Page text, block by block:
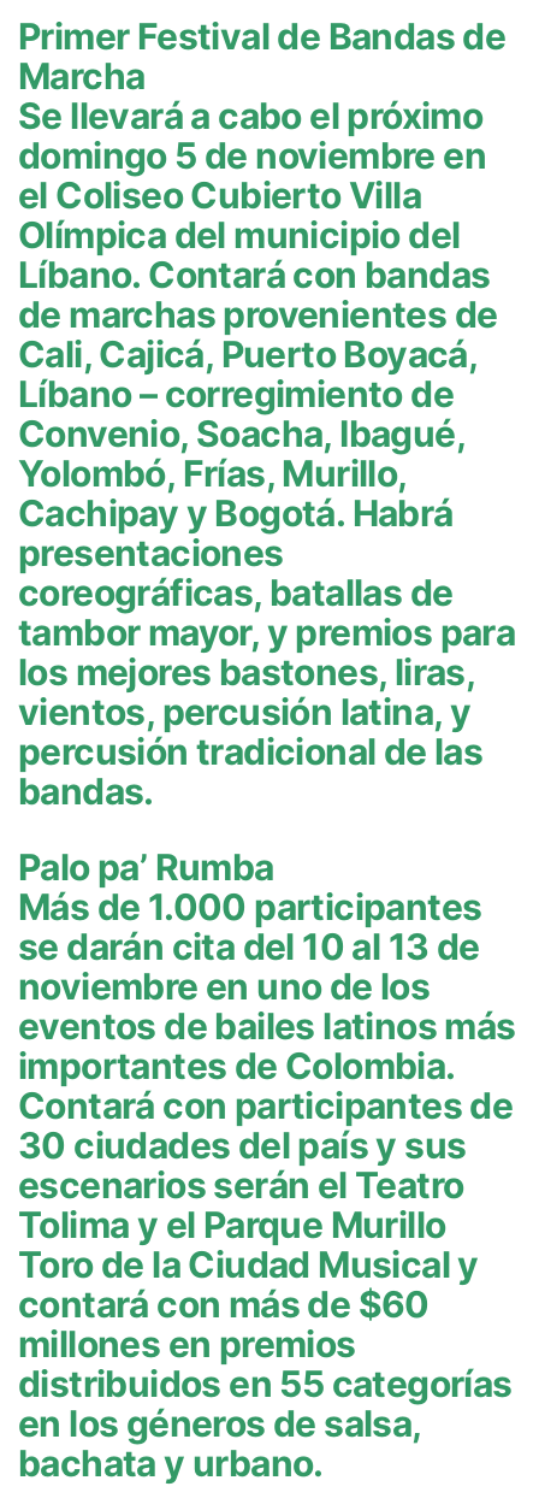
Primer Festival de Bandas de
Marcha
Se llevará a cabo el próximo
domingo 5 de noviembre en
el Coliseo Cubierto Villa
Olímpica del municipio del
Líbano. Contará con bandas
de marchas provenientes de
Cali, Cajicá, Puerto Boyacá,
Líbano – corregimiento de
Convenio, Soacha, Ibagué,
Yolombó, Frías, Murillo,
Cachipay y Bogotá. Habrá
presentaciones
coreográficas, batallas de
tambor mayor, y premios para
los mejores bastones, liras,
vientos, percusión latina, y
percusión tradicional de las
bandas.
Palo pa’ Rumba
Más de 1.000 participantes
se darán cita del 10 al 13 de
noviembre en uno de los
eventos de bailes latinos más
importantes de Colombia.
Contará con participantes de
30 ciudades del país y sus
escenarios serán el Teatro
Tolima y el Parque Murillo
Toro de la Ciudad Musical y
contará con más de $60
millones en premios
distribuidos en 55 categorías
en los géneros de salsa,
bachata y urbano.